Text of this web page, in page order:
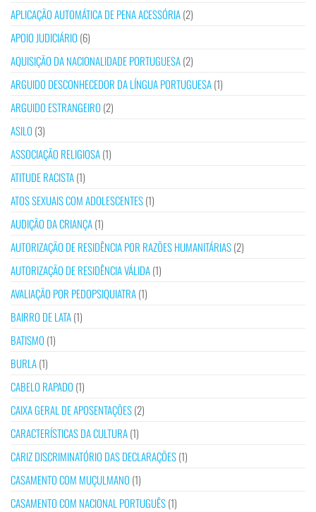
APLICAÇÃO AUTOMÁTICA DE PENA ACESSÓRIA(2)
APOIO JUDICIÁRIO (6)
AQUISIÇÃO DA NACIONALIDADE PORTUGUESA(2)
ARGUIDO DESCONHECEDOR DA LÍNGUA PORTUGUESA(1)
ARGUIDO ESTRANGEIRO (2)
ASILO (3)
ASSOCIAÇÃO RELIGIOSA(1)
ATITUDE RACISTA(1)
ATOS SEXUAIS COM ADOLESCENTES(1)
AUDIÇÃO DA CRIANÇA(1)
AUTORIZAÇÃO DE RESIDÊNCIA POR RAZÕES HUMANITÁRIAS(2)
AUTORIZAÇÃO DE RESIDÊNCIA VÁLIDA(1)
AVALIAÇÃO POR PEDOPSIQUIATRA(1)
BAIRRO DE LATA(1)
BATISMO (1)
BURLA(1)
CABELO RAPADO (1)
CAIXA GERAL DE APOSENTAÇÕES(2)
CARACTERÍSTICAS DA CULTURA(1)
CARIZ DISCRIMINATÓRIO DAS DECLARAÇÕES(1)
CASAMENTO COM MUÇULMANO (1)
CASAMENTO COM NACIONAL PORTUGUÊS(1)